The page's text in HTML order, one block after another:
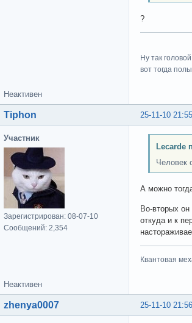
?
Ну так
вот тогда
Неактивен
25-11-10
Tiphon
Участник
Зарегистрирован: 08-07-10
Сообщений: 2,354
Lecarde
Человек
А можно
Во-вторых он
откуда и к
Квантовая
Неактивен
25-11-10
zhenya0007